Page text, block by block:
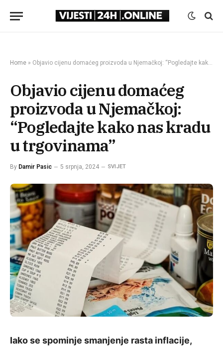
Home » Objavio cijenu domaćeg proizvoda u Njemačkoj: “Pogledajte kako nas kradu u trgovinama”
Objavio cijenu domaćeg
proizvoda u Njemačkoj:
“Pogledajte kako nas kradu
u trgovinama”
By Damir Pasic 5 srpnja, 2024 SVIJET
Iako se spominje smanjenje rasta inflacije,